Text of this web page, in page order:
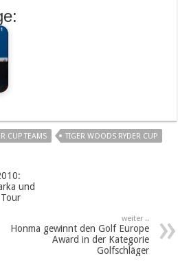
CUP TEAMS TIGER WOODS RYDER CUP
und
weiter ..
Honma gewinnt den Golf Europe
Award in der Kategorie
Golfschläger